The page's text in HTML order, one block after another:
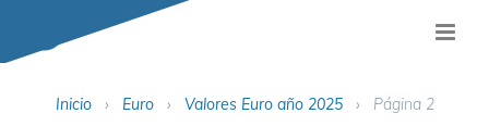
Inicio› Euro› Valores Euro año 2025› Página 2